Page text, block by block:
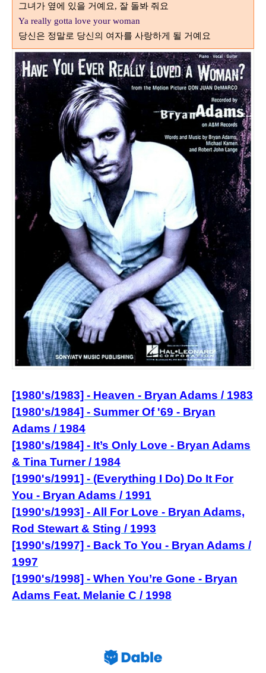
그녀가 옆에 있을 거예요, 잘 돌봐 줘요
Ya really gotta love your woman
당신은 정말로 당신의 여자를 사랑하게 될 거예요
[1980's/1983] - Heaven - Bryan Adams / 1983
[1980's/1984] - Summer Of '69 - Bryan
Adams / 1984
[1980's/1984] - It’s Only Love - Bryan Adams
& Tina Turner / 1984
[1990's/1991] - (Everything I Do) Do It For
You - Bryan Adams / 1991
[1990's/1993] - All For Love - Bryan Adams,
Rod Stewart & Sting / 1993
[1990's/1997] - Back To You - Bryan Adams /
1997
[1990's/1998] - When You’re Gone - Bryan
Adams Feat. Melanie C / 1998